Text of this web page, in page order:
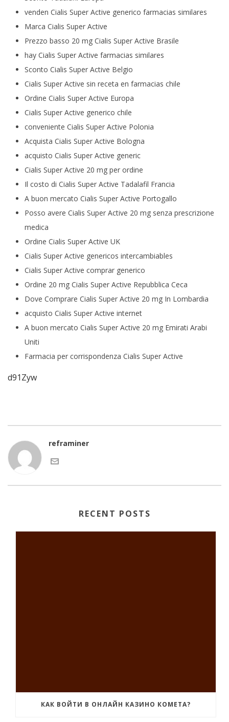
venden Cialis Super Active generico farmacias similares
Marca Cialis Super Active
Prezzo basso 20 mg Cialis Super Active Brasile
hay Cialis Super Active farmacias similares
Sconto Cialis Super Active Belgio
Cialis Super Active sin receta en farmacias chile
Ordine Cialis Super Active Europa
Cialis Super Active generico chile
conveniente Cialis Super Active Polonia
Acquista Cialis Super Active Bologna
acquisto Cialis Super Active generic
Cialis Super Active 20 mg per ordine
Il costo di Cialis Super Active Tadalafil Francia
A buon mercato Cialis Super Active Portogallo
Posso avere Cialis Super Active 20 mg senza prescrizione
medica
Ordine Cialis Super Active UK
Cialis Super Active genericos intercambiables
Cialis Super Active comprar generico
Ordine 20 mg Cialis Super Active Repubblica Ceca
Dove Comprare Cialis Super Active 20 mg In Lombardia
acquisto Cialis Super Active internet
A buon mercato Cialis Super Active 20 mg Emirati Arabi
Uniti
Farmacia per corrispondenza Cialis Super Active
d91Zyw
reframiner
RECENT POSTS
КАК ВОЙТИ В ОНЛАЙН КАЗИНО КОМЕТА?